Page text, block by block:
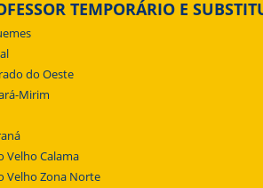
TEMPORÁRIO E
do Oeste
Mirim
Velho Calama
Velho Zona Norte